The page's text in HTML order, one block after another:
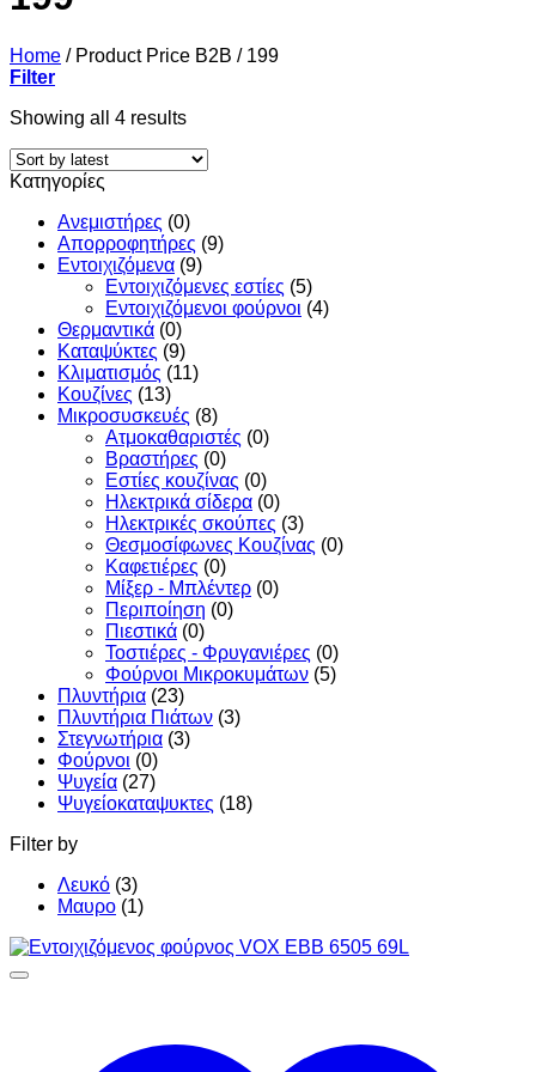
Home /Product Price B2B /199
Filter
Showing all 4 resultsSorted
latest
Κατηγορίες
Ανεμιστήρες (0)
Απορροφητήρες (9)
Εντoιχιζόμενα (9)
Εντοιχιζόμενες εστίες (5)
Εντοιχιζόμενοι φούρνοι (4)
Θερμαντικά (0)
Καταψύκτες (9)
Κλιματισμός (11)
Κουζίνες (13)
Μικροσυσκευές (8)
Ατμοκαθαριστές (0)
Βραστήρες (0)
Εστίες κουζίνας (0)
Ηλεκτρικά σίδερα (0)
Ηλεκτρικές σκούπες (3)
Θεσμοσίφωνες Κουζίνας (0)
Καφετιέρες (0)
Μίξερ - Μπλέντερ (0)
Περιποίηση (0)
Πιεστικά (0)
Τοστιέρες - Φρυγανιέρες (0)
Φούρνοι Μικροκυμάτων (5)
Πλυντήρια (23)
Πλυντήρια Πιάτων (3)
Στεγνωτήρια (3)
Φούρνοι (0)
Ψυγεία (27)
Ψυγείοκαταψυκτες (18)
Filter by
Λευκό (3)
Μαυρο (1)